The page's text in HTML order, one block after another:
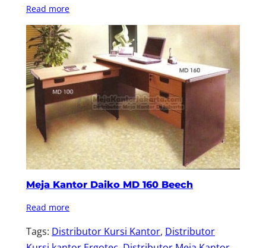
Read more
Meja Kantor Daiko MD 160 Beech
Read more
Tags: Distributor Kursi Kantor, Distributor